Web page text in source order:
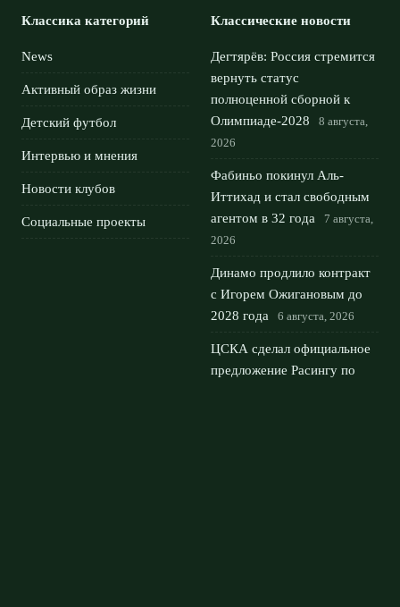
Классика категорий
News
Активный образ жизни
Детский футбол
Интервью и мнения
Новости клубов
Социальные проекты
Классические новости
Дегтярёв: Россия стремится
вернуть статус
полноценной сборной к
Олимпиаде‑2028
8 августа,
2026
Фабиньо покинул Аль-
Иттихад и стал свободным
агентом в 32 года
7 августа,
2026
Динамо продлило контракт
с Игорем Ожигановым до
2028 года
6 августа, 2026
ЦСКА сделал официальное
предложение Расингу по